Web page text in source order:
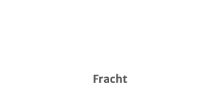
Fracht